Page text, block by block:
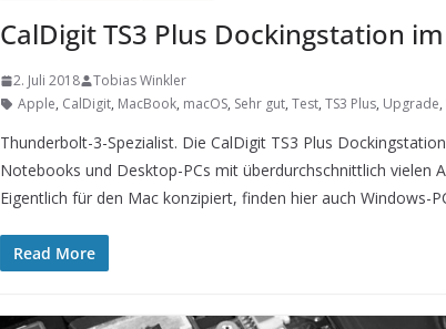
CalDigit TS3 Plus Dockingstation
2. Juli 2018
Tobias Winkler
Apple, CalDigit, MacBook, macOS, Sehr gut, Test, TS3 Plus, Upgrade,
Thunderbolt-3-Spezialist. Die CalDigit TS3 Plus
Notebooks und Desktop-PCs mit überdurchschnittlich vielen
Eigentlich für den Mac konzipiert, finden hier auch Windows-
Read More